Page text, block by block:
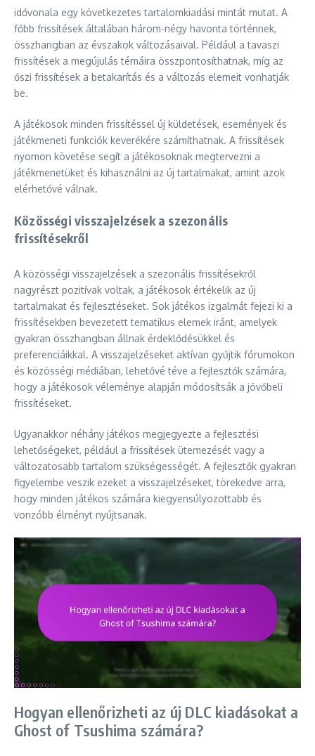
idővonala egy következetes tartalomkiadási mintát mutat. A
főbb frissítések általában három-négy havonta történnek,
összhangban az évszakok változásaival. Például a tavaszi
frissítések a megújulás témáira összpontosíthatnak, míg az
őszi frissítések a betakarítás és a változás elemeit vonhatják
be.
A játékosok minden frissítéssel új küldetések, események és
játékmeneti funkciók keverékére számíthatnak. A frissítések
nyomon követése segít a játékosoknak megtervezni a
játékmenetüket és kihasználni az új tartalmakat, amint azok
elérhetővé válnak.
Közösségi visszajelzések a szezonális
frissítésekről
A közösségi visszajelzések a szezonális frissítésekről
nagyrészt pozitívak voltak, a játékosok értékelik az új
tartalmakat és fejlesztéseket. Sok játékos izgalmát fejezi ki a
frissítésekben bevezetett tematikus elemek iránt, amelyek
gyakran összhangban állnak érdeklődésükkel és
preferenciáikkal. A visszajelzéseket aktívan gyűjtik fórumokon
és közösségi médiában, lehetővé téve a fejlesztők számára,
hogy a játékosok véleménye alapján módosítsák a jövőbeli
frissítéseket.
Ugyanakkor néhány játékos megjegyezte a fejlesztési
lehetőségeket, például a frissítések ütemezését vagy a
változatosabb tartalom szükségességét. A fejlesztők gyakran
figyelembe veszik ezeket a visszajelzéseket, törekedve arra,
hogy minden játékos számára kiegyensúlyozottabb és
vonzóbb élményt nyújtsanak.
Hogyan ellenőrizheti az új DLC kiadásokat a
Ghost of Tsushima számára?